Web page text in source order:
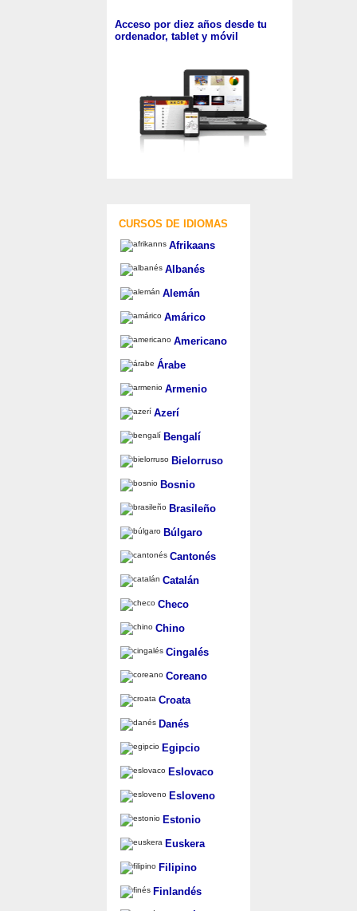
Acceso por diez años desde tu
ordenador, tablet y móvil
CURSOS DE IDIOMAS
Afrikaans
Albanés
Alemán
Amárico
Americano
Árabe
Armenio
Azerí
Bengalí
Bielorruso
Bosnio
Brasileño
Búlgaro
Cantonés
Catalán
Checo
Chino
Cingalés
Coreano
Croata
Danés
Egipcio
Eslovaco
Esloveno
Estonio
Euskera
Filipino
Finlandés